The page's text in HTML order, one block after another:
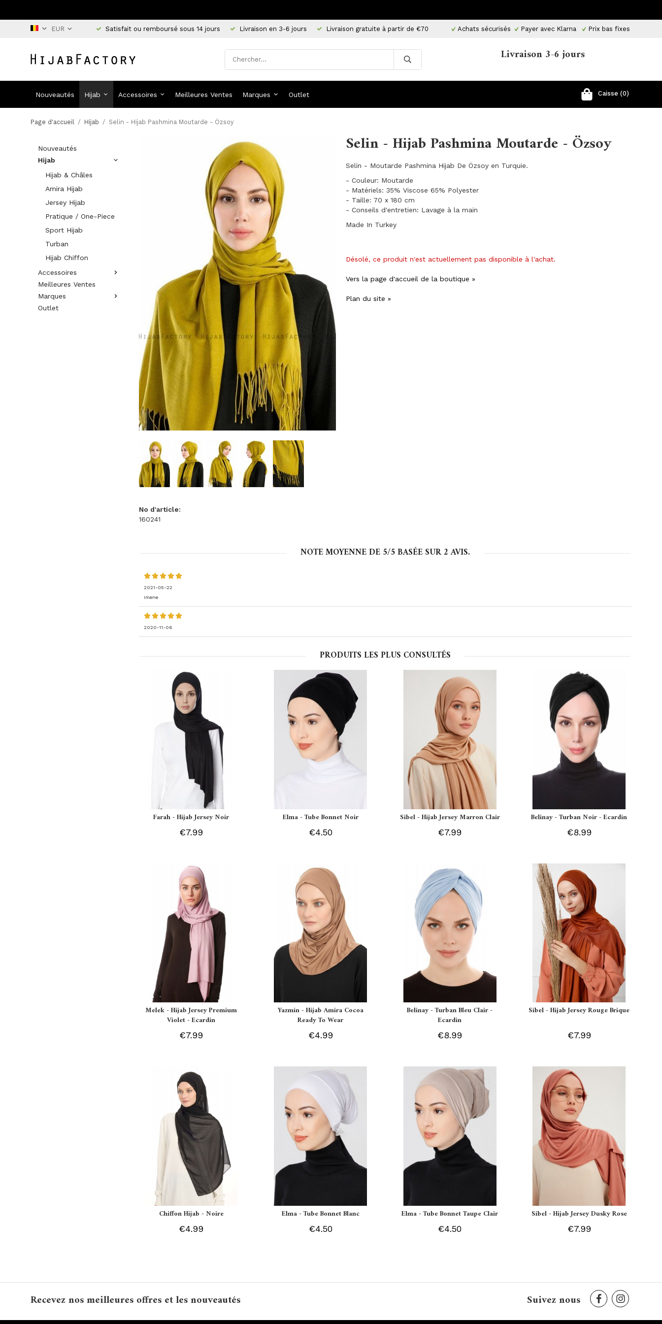
Satisfait ou remboursé sous 14 jours Livraison en 3-6 jours Livraison gratuite à partir de €70 Achats sécurisés Payer avec Klarna Prix ​​bas fixes
Livraison 3-6 jours
Nouveautés Hijab Accessoires Meilleures Ventes Marques Outlet Caisse (0)
Page d'accueil / Hijab / Selin - Hijab Pashmina Moutarde - Özsoy
Nouveautés
Hijab
Hijab & Châles
Amira Hijab
Jersey Hijab
Pratique / One-Piece
Sport Hijab
Turban
Hijab Chiffon
Accessoires
Meilleures Ventes
Marques
Outlet
Selin - Hijab Pashmina Moutarde - Özsoy
Selin - Moutarde Pashmina Hijab De Özsoy en Turquie.
- Couleur: Moutarde
- Matériels: 35% Viscose 65% Polyester
- Taille: 70 x 180 cm
- Conseils d'entretien: Lavage à la main
Made In Turkey
Désolé, ce produit n'est actuellement pas disponible à l'achat.
Vers la page d'accueil de la boutique »
Plan du site »
No d'article:
160241
NOTE MOYENNE DE 5/5 BASÉE SUR2AVIS.
2021-05-22
Imene
2020-11-06
PRODUITS LES PLUS CONSULTÉS
Farah - Hijab Jersey Noir
€7.99
Elma - Tube Bonnet Noir
€4.50
Sibel - Hijab Jersey Marron Clair
€7.99
Belinay - Turban Noir - Ecardin
€8.99
Melek - Hijab Jersey Premium
Violet - Ecardin
€7.99
Yazmin - Hijab Amira Cocoa
Ready To Wear
€4.99
Belinay - Turban Bleu Clair -
Ecardin
€8.99
Sibel - Hijab Jersey Rouge Brique
€7.99
Chiffon Hijab - Noire
€4.99
Elma - Tube Bonnet Blanc
€4.50
Elma - Tube Bonnet Taupe Clair
€4.50
Sibel - Hijab Jersey Dusky Rose
€7.99
Recevez nos meilleures offres et les nouveautés Suivez nous